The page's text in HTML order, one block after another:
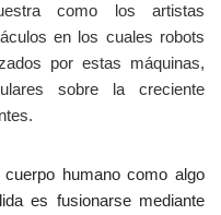
como los artistas
en los cuales robots
por estas máquinas,
sobre la creciente
humano como algo
es fusionarse mediante